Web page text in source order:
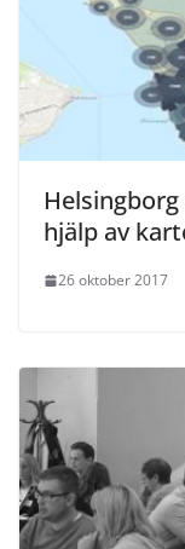
hjälp av
26 oktober 2017